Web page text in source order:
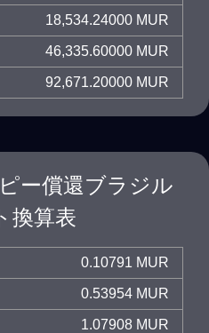
18,534.24000 MUR
46,335.60000 MUR
92,671.20000 MUR
ー償還ブラジル
換算表
0.10791 MUR
0.53954 MUR
1.07908 MUR